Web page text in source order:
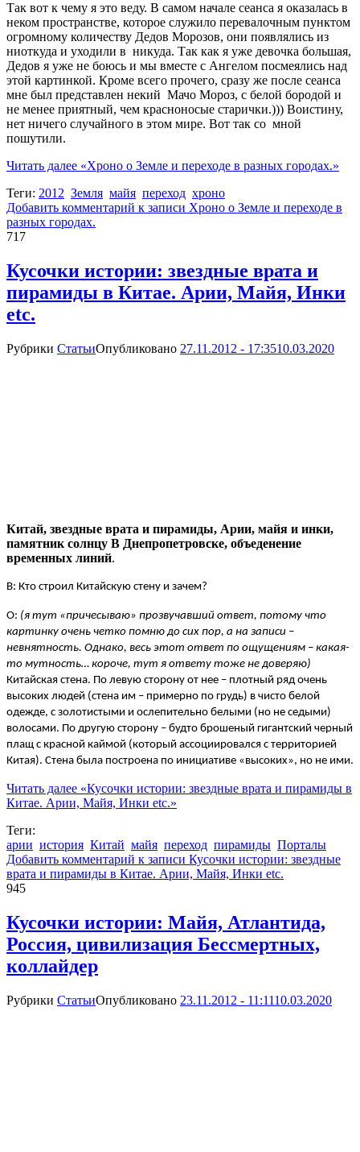
Так вот к чему я это веду. В самом начале сеанса я оказалась в
неком пространстве, которое служило перевалочным пунктом
огромному количеству Дедов Морозов, они появлялись из
ниоткуда и уходили в никуда. Так как я уже девочка большая,
Дедов я уже не боюсь и мы вместе с Ангелом посмеялись над
этой картинкой. Кроме всего прочего, сразу же после сеанса
мне был представлен некий Мачо Мороз, с белой бородой и
не менее приятный, чем красноносые старички.))) Воистину,
нет ничего случайного в этом мире. Вот так со мной
пошутили.
Читать далее «Хроно о Земле и переходе в разных городах.»
Теги: 2012 Земля майя переход хроно
Добавить комментарий к записи Хроно о Земле и переходе в
разных городах.
717
Кусочки истории: звездные врата и
пирамиды в Китае. Арии, Майя, Инки
etc.
Рубрики СтатьиОпубликовано 27.11.2012 - 17:3510.03.2020
Китай, звездные врата и пирамиды, Арии, майя и инки,
памятник солнцу В Днепропетровске, объеденение
временных линий.
В: Кто строил Китайскую стену и зачем?
О: (я тут «причесываю» прозвучавший ответ, потому что
картинку очень четко помню до сих пор, а на записи –
невнятность. Однако, весь этот ответ по ощущениям – какая-
то мутность… короче, тут я ответу тоже не доверяю)
Китайская стена. По левую сторону от нее – плотный ряд очень
высоких людей (стена им – примерно по грудь) в чисто белой
одежде, с золотистыми и ослепительно белыми (но не седыми)
волосами. По другую сторону – будто брошеный гигантский черный
плащ с красной каймой (который ассоциировался с территорией
Китая). Стена была построена по инициативе «высоких», но не ими.
Читать далее «Кусочки истории: звездные врата и пирамиды в
Китае. Арии, Майя, Инки etc.»
Теги:
арии история Китай майя переход пирамиды Порталы
Добавить комментарий к записи Кусочки истории: звездные
врата и пирамиды в Китае. Арии, Майя, Инки etc.
945
Кусочки истории: Майя, Атлантида,
Россия, цивилизация Бессмертных,
коллайдер
Рубрики СтатьиОпубликовано 23.11.2012 - 11:1110.03.2020